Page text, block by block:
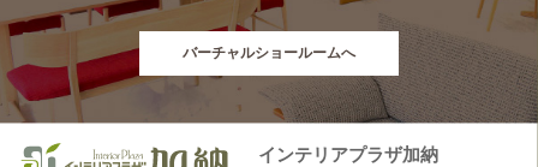
バーチャルショールームへ
インテリアプラザ加納